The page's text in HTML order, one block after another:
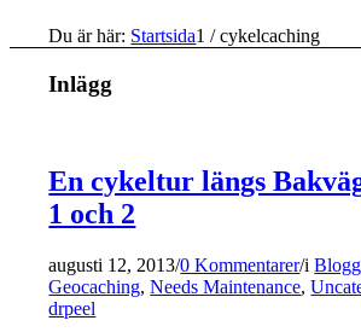
Du är här: Startsida1 / cykelcaching
Inlägg
En cykeltur längs
1 och 2
augusti 12, 2013/0 Kommentarer/iBlogg
Geocaching,Needs Maintenance,
drpeel